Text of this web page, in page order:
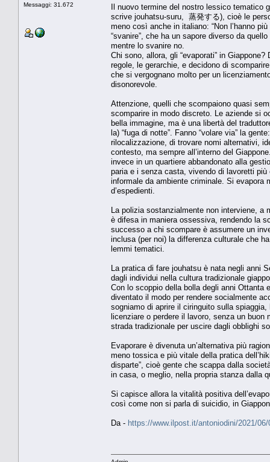
Messaggi: 31.672
Il nuovo termine del nostro lessico tematico
scrive jouhatsu-suru, 蒸発する), cioè le
meno così anche in italiano: “Non l’hanno
“svanire”, che ha un sapore diverso da
mentre lo svanire no.
Chi sono, allora, gli “evaporati” in
regole, le gerarchie, e decidono di
che si vergognano molto per un
disonorevole.
Attenzione, quelli che scompaiono quasi
scomparire in modo discreto. Le aziende si
bella immagine, ma è una libertà del
la) “fuga di notte”. Fanno “volare via” la
rilocalizzazione, di trovare nomi alternativi,
contesto, ma sempre all’interno del
invece in un quartiere abbandonato alla
paria e i senza casta, vivendo di lavoretti
informale da ambiente criminale. Si evapora
d’espedienti.
La polizia sostanzialmente non interviene, a
è difesa in maniera ossessiva, rendendo la
successo a chi scompare è assumere un
inclusa (per noi) la differenza culturale che
lemmi tematici.
La pratica di fare jouhatsu è nata negli anni
dagli individui nella cultura tradizionale
Con lo scoppio della bolla degli anni Ottanta
diventato il modo per rendere socialmente
sogniamo di aprire il ciringuito sulla
licenziare o perdere il lavoro, senza un
strada tradizionale per uscire dagli obblighi
Evaporare è divenuta un’alternativa più
meno tossica e più vitale della pratica
disparte”, cioè gente che scappa dalla
in casa, o meglio, nella propria stanza dalla
Si capisce allora la vitalità positiva
così come non si parla di suicidio, in
Da - https://www.ilpost.it/antoniodini/2021/